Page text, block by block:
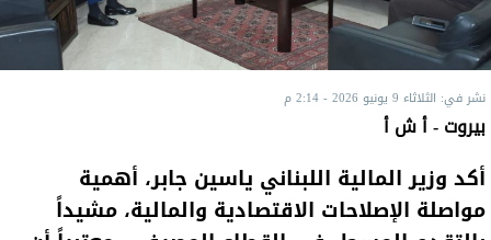
نشر في: الثلاثاء 9 يونيو 2026 - 2:14 م
بيروت - أ ش أ
أكد وزير المالية اللبناني ياسين جابر، أهمية
مواصلة الإصلاحات الاقتصادية والمالية، مشيداً